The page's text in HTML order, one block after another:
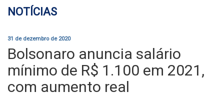
NOTÍCIAS
31 de dezembro de 2020
Bolsonaro anuncia salário
mínimo de R$ 1.100 em 2021,
com aumento real